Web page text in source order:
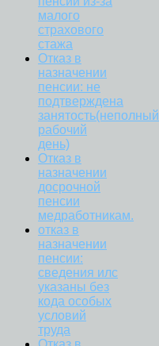
малого
страхового
стажа
Отказ в
назначении
пенсии: не
подтверждена
занятость(неполный
рабочий
день)
Отказ в
назначении
досрочной
пенсии
медработникам.
отказ в
назначении
пенсии:
сведения илс
указаны без
кода особых
условий
труда